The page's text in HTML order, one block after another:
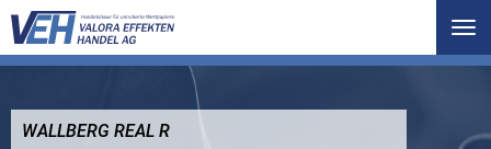
WALLBERG REAL R